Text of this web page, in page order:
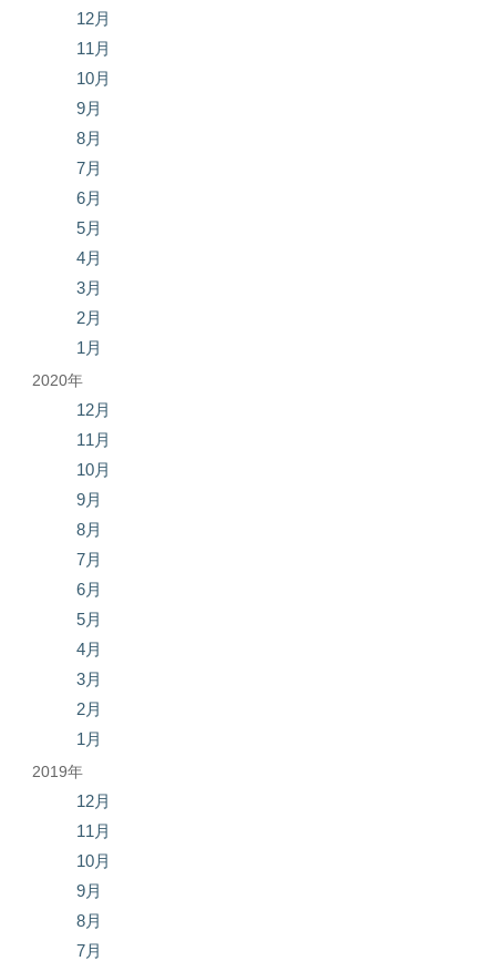
12月
11月
10月
9月
8月
7月
6月
5月
4月
3月
2月
1月
2020年
12月
11月
10月
9月
8月
7月
6月
5月
4月
3月
2月
1月
2019年
12月
11月
10月
9月
8月
7月